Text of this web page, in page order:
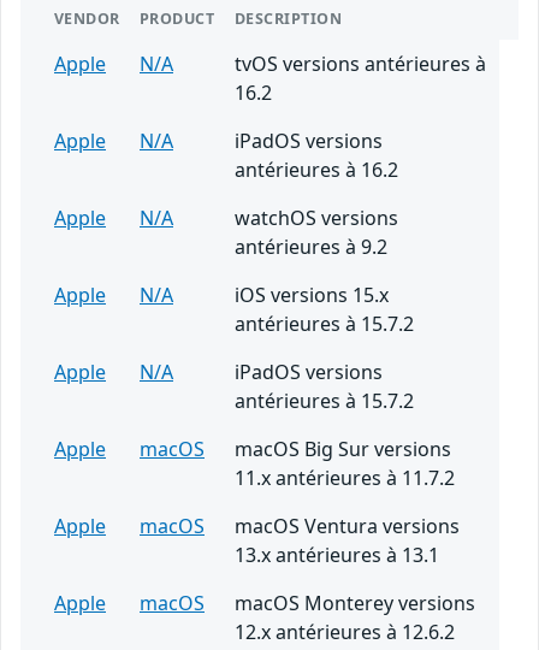
VENDOR PRODUCT DESCRIPTION
Apple N/A
tvOS versions antérieures à
16.2
Apple
N/A
iPadOS versions
antérieures à 16.2
Apple
N/A
watchOS versions
antérieures à 9.2
Apple
N/A
iOS versions 15.x
antérieures à 15.7.2
Apple
N/A
iPadOS versions
antérieures à 15.7.2
Apple
macOS
macOS Big Sur versions
11.x antérieures à 11.7.2
Apple
macOS
macOS Ventura versions
13.x antérieures à 13.1
Apple
macOS
macOS Monterey versions
12.x antérieures à 12.6.2